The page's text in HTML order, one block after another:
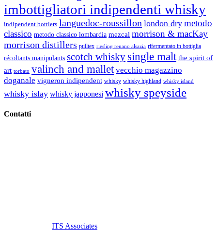
imbottigliatori indipendenti whisky
indipendent bottlers languedoc-roussillon london dry metodo
classico metodo classico lombardia mezcal morrison & macKay
morrison distillers pulltex riesling renano alsazia rifermentato in bottiglia
récoltants manipulants scotch whisky single malt the spirit of
art torbato valinch and mallet vecchio magazzino
doganale vigneron indipendent whisky whisky highland whisky island
whisky islay whisky japponesi whisky speyside
Contatti
ITS Associates